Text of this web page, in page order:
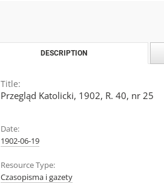
DESCRIPTION
Title:
Przegląd Katolicki, 1902, R. 40, nr 25
Date:
1902-06-19
Resource Type:
Czasopisma i gazety